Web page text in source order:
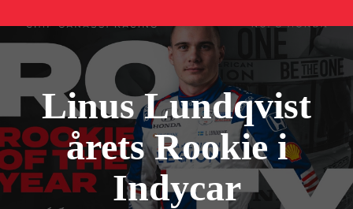
Linus Lundqvist
årets Rookie i
Indycar